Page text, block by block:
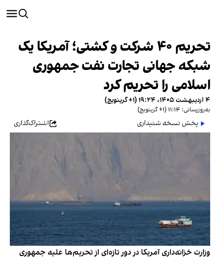
تحریم ۴۰ شرکت و کشتی؛ آمریکا یک
شبکه جهانی تجارت نفت جمهوری
اسلامی را تحریم کرد
۴ اردیبهشت ۱۴۰۵، ۱۹:۲۴ (‎+۱ گرینویچ)
به‌روزرسانی: ۱۱:۱۴ (‎+۱ گرینویچ)
پخش نسخه شنیداری اشتراک‌گذاری
وزارت خزانه‌داری آمریکا در دور تازه‌ای از تحریم‌ها علیه جمهوری